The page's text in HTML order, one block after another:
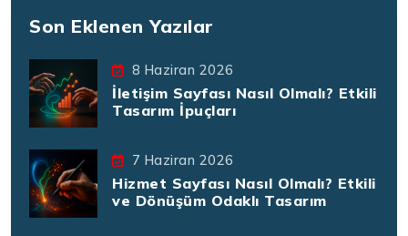
Son Eklenen Yazılar
8 Haziran 2026
İletişim Sayfası Nasıl Olmalı? Etkili
Tasarım İpuçları
7 Haziran 2026
Hizmet Sayfası Nasıl Olmalı? Etkili
ve Dönüşüm Odaklı Tasarım